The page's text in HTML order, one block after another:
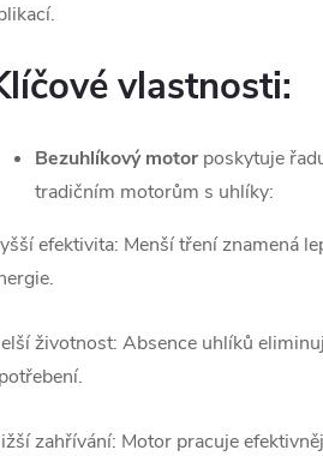
vlastnosti:
Bezuhlíkový motor poskytuje
tradičním motorům s uhlíky:
efektivita: Menší tření znamená
životnost: Absence uhlíků
zahřívání: Motor pracuje